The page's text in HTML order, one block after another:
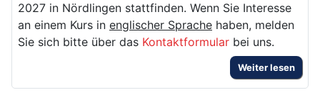
2027 in Nördlingen stattfinden. Wenn Sie Interesse
an einem Kurs in englischer Sprache haben, melden
Sie sich bitte über das Kontaktformular bei uns.
Weiter lesen